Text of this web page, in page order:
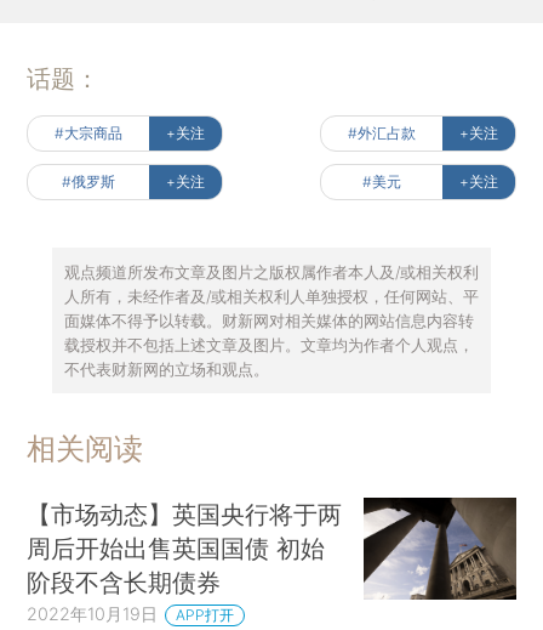
话题：
#大宗商品 +关注 #外汇占款 +关注
#俄罗斯 +关注 #美元 +关注
观点频道所发布文章及图片之版权属作者本人及/或相关权利
人所有，未经作者及/或相关权利人单独授权，任何网站、平
面媒体不得予以转载。财新网对相关媒体的网站信息内容转
载授权并不包括上述文章及图片。文章均为作者个人观点，
不代表财新网的立场和观点。
相关阅读
【市场动态】英国央行将于两
周后开始出售英国国债 初始
阶段不含长期债券
2022年10月19日 APP打开